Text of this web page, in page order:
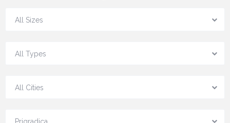
All Sizes
All Types
All Cities